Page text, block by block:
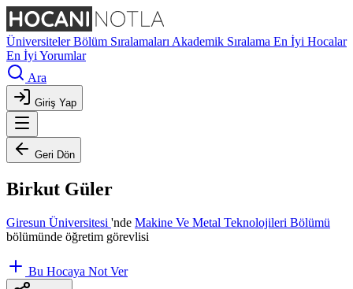
ÜniversitelerBölüm Sıralamaları Akademik Sıralama En İyi Hocalar
En İyi Yorumlar
Ara
Giriş Yap
Geri Dön
Birkut Güler
Giresun Üniversitesi 'nde Makine Ve Metal Teknolojileri Bölümü
bölümünde öğretim görevlisi
Bu Hocaya Not Ver